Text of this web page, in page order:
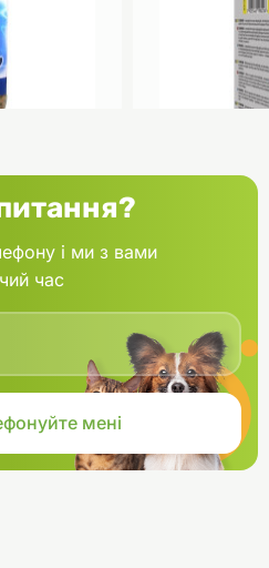
Aquael
і ми з вами
час